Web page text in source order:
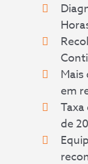
Mais
em
de